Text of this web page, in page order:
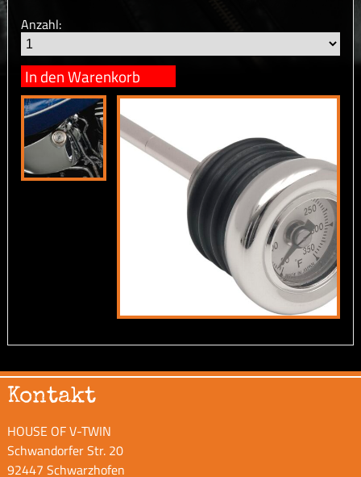
Anzahl:
In den Warenkorb
Kontakt
HOUSE OF V-TWIN
Schwandorfer Str. 20
92447 Schwarzhofen